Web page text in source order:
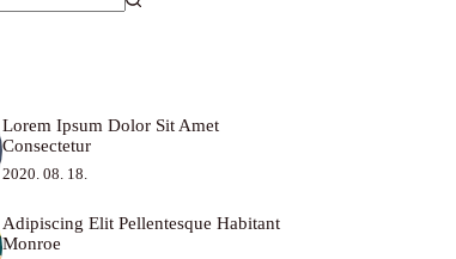
Lorem Ipsum Dolor Sit Amet
Consectetur
2020. 08. 18.
Adipiscing Elit Pellentesque Habitant
Monroe